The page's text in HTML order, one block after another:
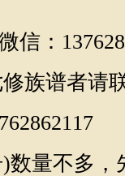
信：
族谱者请
数量不多，